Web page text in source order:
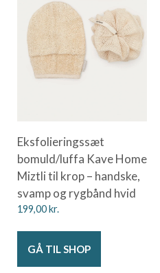
Eksfolieringssæt
bomuld/luffa Kave Home
Miztli til krop – handske,
svamp og rygbånd hvid
199,00kr.
GÅ TIL SHOP